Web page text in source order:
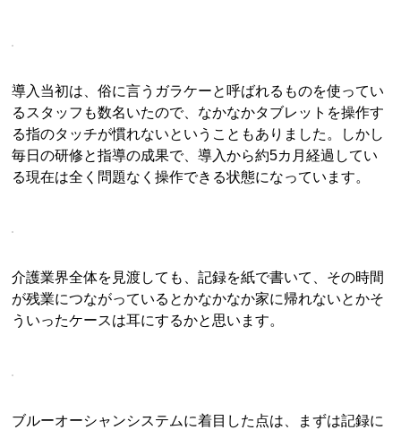
導入当初は、俗に言うガラケーと呼ばれるものを使ってい
るスタッフも数名いたので、なかなかタブレットを操作す
る指のタッチが慣れないということもありました。しかし
毎日の研修と指導の成果で、導入から約5カ月経過してい
る現在は全く問題なく操作できる状態になっています。
介護業界全体を見渡しても、記録を紙で書いて、その時間
が残業につながっているとかなかなか家に帰れないとかそ
ういったケースは耳にするかと思います。
ブルーオーシャンシステムに着目した点は、まずは記録に